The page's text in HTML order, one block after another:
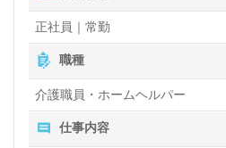
正社員｜常勤
職種
介護職員・ホームヘルパー
仕事内容